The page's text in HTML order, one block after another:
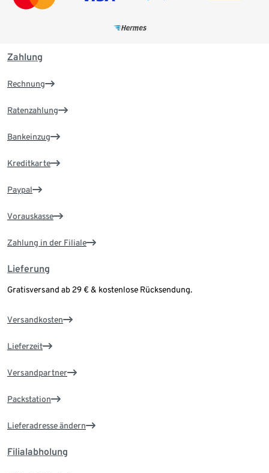
Zahlung
Rechnung
Ratenzahlung
Bankeinzug
Kreditkarte
Paypal
Vorauskasse
Zahlung in der Filiale
Lieferung
Gratisversand ab 29 € & kostenlose Rücksendung.
Versandkosten
Lieferzeit
Versandpartner
Packstation
Lieferadresse ändern
Filialabholung